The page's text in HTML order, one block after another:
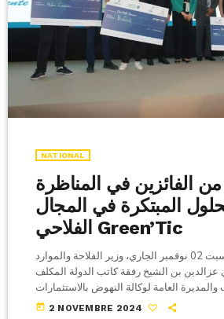
NATIONAL
الفائزين في المناظرة
المبتكرة في المجال
الفلاحي Green’Tic
أشرف، مساء اليوم السبت 02 نوفمبر الجاري، وزير الفلاحة والموارد
عزالدين بن الشيخ رفقة كاتب الدولة المكلف
والمديرة العامة لوكالة النهوض بالاستثمارات
من الاطارات العليا بالوزارة، على حفل تكريم
today 2 NOVEMBRE 2024